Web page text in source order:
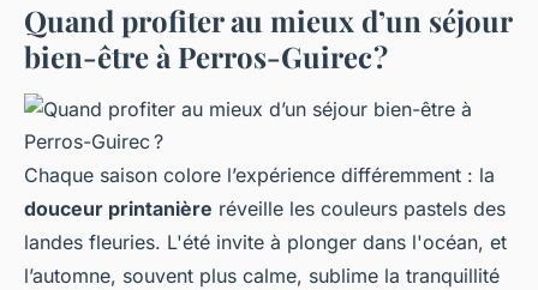
Quand profiter au mieux d’un séjour
bien-être à Perros-Guirec ?
Chaque saison colore l’expérience différemment : la
douceur printanière réveille les couleurs pastels des
landes fleuries. L'été invite à plonger dans l'océan, et
l’automne, souvent plus calme, sublime la tranquillité